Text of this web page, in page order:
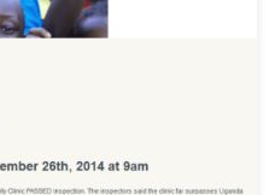
und gratulieren Sister Jo
Weitere Informationen